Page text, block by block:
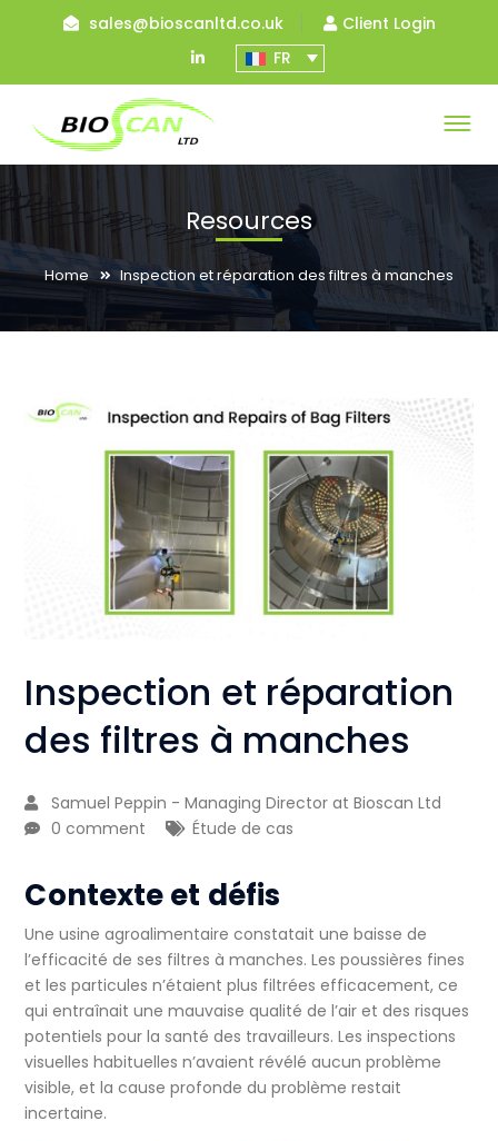
sales@bioscanltd.co.uk
Client Login
LinkedIn
Profile
FR
Resources
Home Inspection et réparation des filtres à manches
Inspection et réparation
des filtres à manches
Samuel Peppin - Managing Director at Bioscan Ltd
0 comment
Étude de cas
Contexte et défis
Une usine agroalimentaire constatait une baisse de
l’efficacité de ses filtres à manches. Les poussières fines
et les particules n’étaient plus filtrées efficacement, ce
qui entraînait une mauvaise qualité de l’air et des risques
potentiels pour la santé des travailleurs. Les inspections
visuelles habituelles n’avaient révélé aucun problème
visible, et la cause profonde du problème restait
incertaine.